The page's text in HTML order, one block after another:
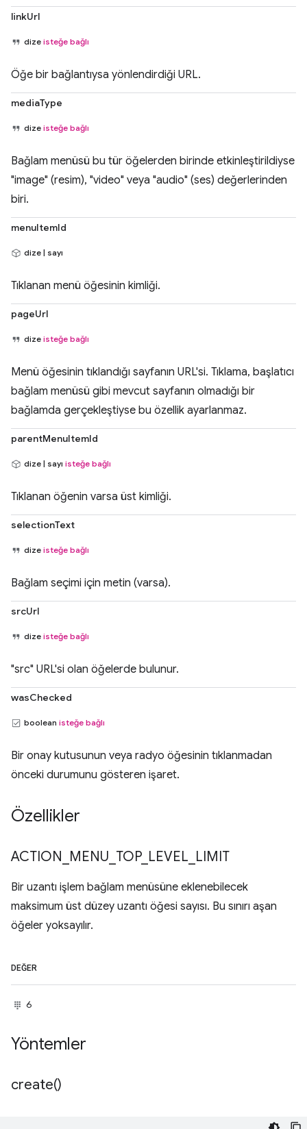
linkUrl
dize isteğe bağlı
Öğe bir bağlantıysa yönlendirdiği URL.
mediaType
dize isteğe bağlı
Bağlam menüsü bu tür öğelerden birinde etkinleştirildiyse
"image" (resim), "video" veya "audio" (ses) değerlerinden
biri.
menuItemId
dize | sayı
Tıklanan menü öğesinin kimliği.
pageUrl
dize isteğe bağlı
Menü öğesinin tıklandığı sayfanın URL'si. Tıklama, başlatıcı
bağlam menüsü gibi mevcut sayfanın olmadığı bir
bağlamda gerçekleştiyse bu özellik ayarlanmaz.
parentMenuItemId
dize | sayı isteğe bağlı
Tıklanan öğenin varsa üst kimliği.
selectionText
dize isteğe bağlı
Bağlam seçimi için metin (varsa).
srcUrl
dize isteğe bağlı
"src" URL'si olan öğelerde bulunur.
wasChecked
boolean isteğe bağlı
Bir onay kutusunun veya radyo öğesinin tıklanmadan
önceki durumunu gösteren işaret.
Özellikler
ACTION MENU TOP_ LEVEL LIMIT
Bir uzantı işlem bağlam menüsüne eklenebilecek
maksimum üst düzey uzantı öğesi sayısı. Bu sınırı aşan
öğeler yoksayılır.
DEĞER
6
Yöntemler
create()